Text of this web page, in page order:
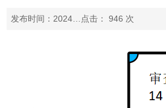
点击：946 次